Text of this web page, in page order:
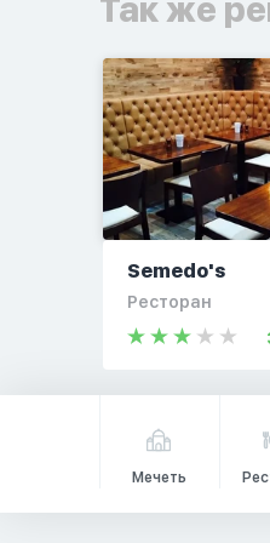
Так же
Semedo's
Ресторан
Мечеть